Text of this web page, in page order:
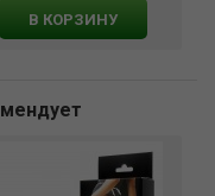
В КОРЗИНУ